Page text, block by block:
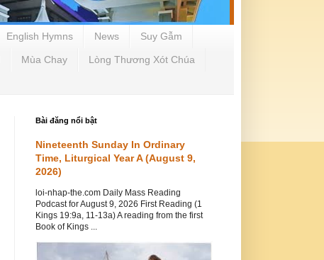
English Hymns News Suy Gẫm
Mùa Chay Lòng Thương Xót Chúa
Bài đăng nổi bật
Nineteenth Sunday In Ordinary
Time, Liturgical Year A (August 9,
2026)
loi-nhap-the.com Daily Mass Reading
Podcast for August 9, 2026 First Reading (1
Kings 19:9a, 11-13a) A reading from the first
Book of Kings ...